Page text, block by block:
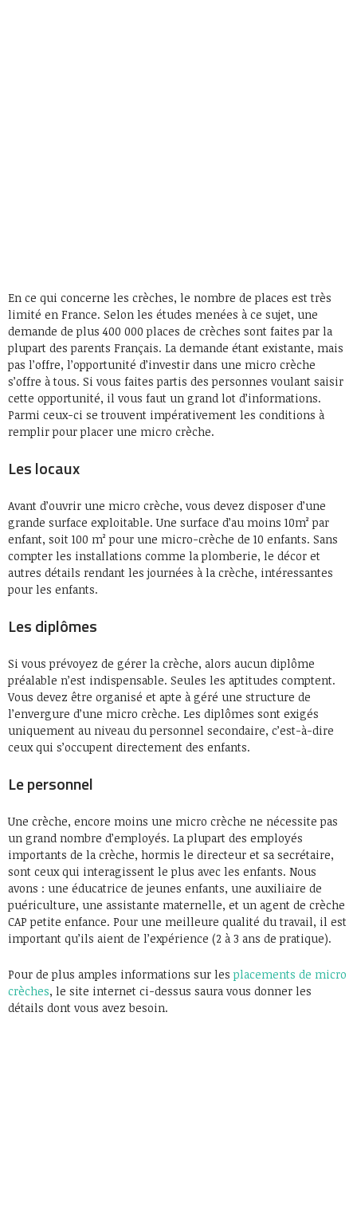
En ce qui concerne les crèches, le nombre de places est très
limité en France. Selon les études menées à ce sujet, une
demande de plus 400 000 places de crèches sont faites par la
plupart des parents Français. La demande étant existante, mais
pas l’offre, l’opportunité d’investir dans une micro crèche
s’offre à tous. Si vous faites partis des personnes voulant saisir
cette opportunité, il vous faut un grand lot d’informations.
Parmi ceux-ci se trouvent impérativement les conditions à
remplir pour placer une micro crèche.
Les locaux
Avant d’ouvrir une micro crèche, vous devez disposer d’une
grande surface exploitable. Une surface d’au moins 10m² par
enfant, soit 100 m² pour une micro-crèche de 10 enfants. Sans
compter les installations comme la plomberie, le décor et
autres détails rendant les journées à la crèche, intéressantes
pour les enfants.
Les diplômes
Si vous prévoyez de gérer la crèche, alors aucun diplôme
préalable n’est indispensable. Seules les aptitudes comptent.
Vous devez être organisé et apte à géré une structure de
l’envergure d’une micro crèche. Les diplômes sont exigés
uniquement au niveau du personnel secondaire, c’est-à-dire
ceux qui s’occupent directement des enfants.
Le personnel
Une crèche, encore moins une micro crèche ne nécessite pas
un grand nombre d’employés. La plupart des employés
importants de la crèche, hormis le directeur et sa secrétaire,
sont ceux qui interagissent le plus avec les enfants. Nous
avons : une éducatrice de jeunes enfants, une auxiliaire de
puériculture, une assistante maternelle, et un agent de crèche
CAP petite enfance. Pour une meilleure qualité du travail, il est
important qu’ils aient de l’expérience (2 à 3 ans de pratique).
Pour de plus amples informations sur lesplacements de micro
crèches, le site internet ci-dessus saura vous donner les
détails dont vous avez besoin.